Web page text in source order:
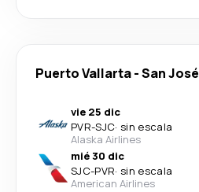
Puerto Vallarta-San José
vie 25 dic
PVR-SJC· sin escala
Alaska Airlines
mié 30 dic
SJC-PVR· sin escala
American Airlines